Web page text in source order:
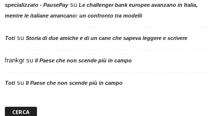
specializzato - PausePaysu Le challenger bank europee avanzano in Italia,
mentre le italiane arrancano: un confronto tra modelli
Totisu Storia di due amiche e di un cane che sapeva leggere e scrivere
frankgr su Il Paese che non scende più in campo
Totisu Il Paese che non scende più in campo
CERCA